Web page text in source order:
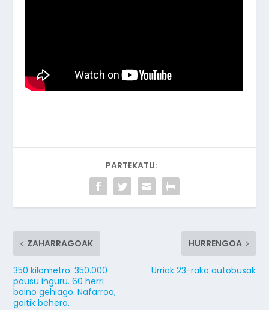
PARTEKATU:
ZAHARRAGOAK
350 kilometro. 350.000
pausu inguru. 60 herri
baino gehiago. Nafarroa,
goitik behera.
HURRENGOA
Urriak 23-rako autobusak